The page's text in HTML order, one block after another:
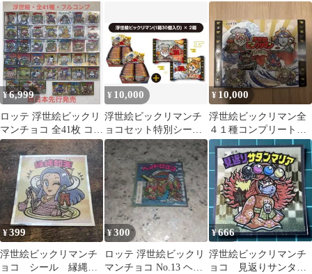
ール ブラックゼウス
¥6,999
ロッテ 浮世絵ビックリ
マンチョコ 全41枚 コン
プリートセット パッケ
ージ付き
¥ 10,000
浮世絵ビックリマンチ
ョコセット特別シール
ホルダー付き
¥ 10,000
浮世絵ビックリマン全
４１種コンプリート、
ミニアルバムセット
¥399
浮世絵ビックリマンチ
ョコ シール 縁縄如
¥300
ロッテ 浮世絵ビックリ
マンチョコ No.13 ヘッ
¥666
浮世絵ビックリマンチ
ョコ 見返りサンタマ